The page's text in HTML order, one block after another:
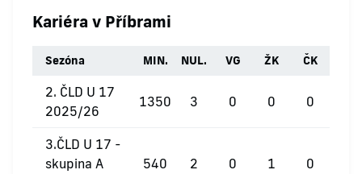
Kariéra v Příbrami
Sezóna MIN. NUL. VG ŽK ČK
2. ČLD U 17
2025/26
1350 3 0 0 0
3.ČLD U 17 -
skupina A
540 2 0 1 0